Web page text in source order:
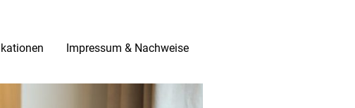
Impressum & Nachweise